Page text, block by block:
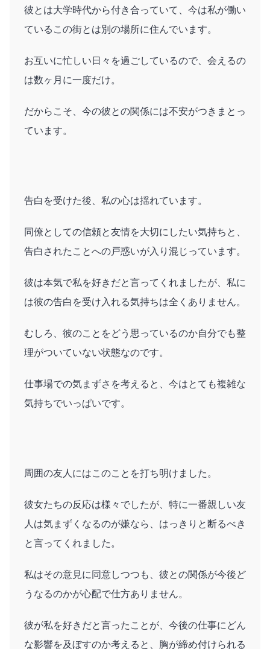
彼とは大学時代から付き合っていて、今は私が働い
ているこの街とは別の場所に住んでいます。
お互いに忙しい日々を過ごしているので、会えるの
は数ヶ月に一度だけ。
だからこそ、今の彼との関係には不安がつきまとっ
ています。
告白を受けた後、私の心は揺れています。
同僚としての信頼と友情を大切にしたい気持ちと、
告白されたことへの戸惑いが入り混じっています。
彼は本気で私を好きだと言ってくれましたが、私に
は彼の告白を受け入れる気持ちは全くありません。
むしろ、彼のことをどう思っているのか自分でも整
理がついていない状態なのです。
仕事場での気まずさを考えると、今はとても複雑な
気持ちでいっぱいです。
周囲の友人にはこのことを打ち明けました。
彼女たちの反応は様々でしたが、特に一番親しい友
人は気まずくなるのが嫌なら、はっきりと断るべき
と言ってくれました。
私はその意見に同意しつつも、彼との関係が今後ど
うなるのかが心配で仕方ありません。
彼が私を好きだと言ったことが、今後の仕事にどん
な影響を及ぼすのか考えると、胸が締め付けられる